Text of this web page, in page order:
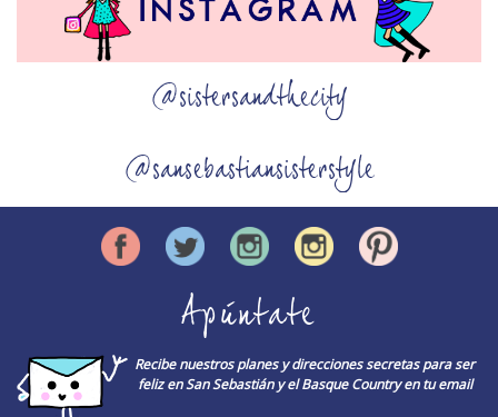
@sistersandthecity
@sansebastiansisterstyle
Apúntate
Recibe nuestros planes y direcciones secretas para ser
feliz en San Sebastián y el Basque Country en tu email